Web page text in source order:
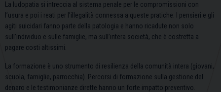
La ludopatia si intreccia al sistema penale per le compromissioni con
l’usura e poi i reati per l’illegalità connessa a queste pratiche. I pensieri e gli
agiti suicidari fanno parte della patologia e hanno ricadute non solo
sull’individuo e sulle famiglie, ma sull’intera società, che è costretta a
pagare costi altissimi.
La formazione è uno strumento di resilienza della comunità intera (giovani,
scuola, famiglie, parrocchia). Percorsi di formazione sulla gestione del
denaro e le testimonianze dirette hanno un forte impatto preventivo.